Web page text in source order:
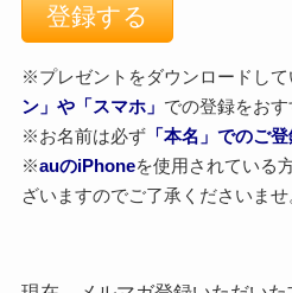
※プレゼントをダウンロードして
ン」や「スマホ」 での登録をおす
※お名前は必ず「本名」でのご登
※auのiPhoneを使用されている
ざいますのでご了承くださいませ